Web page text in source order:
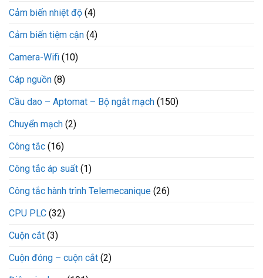
Cảm biến nhiệt độ (4)
Cảm biến tiệm cận (4)
Camera-Wifi (10)
Cáp nguồn (8)
Cầu dao – Aptomat – Bộ ngắt mạch (150)
Chuyển mạch (2)
Công tắc (16)
Công tắc áp suất (1)
Công tắc hành trình Telemecanique (26)
CPU PLC (32)
Cuộn cắt (3)
Cuộn đóng – cuộn cắt (2)